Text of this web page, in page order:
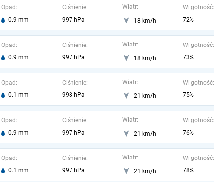
Opad:
0.9 mm
Ciśnienie:
997 hPa
Wiatr:
18 km/h
Wilgotność:
72%
Opad:
0.9 mm
Ciśnienie:
997 hPa
Wiatr:
18 km/h
Wilgotność:
73%
Opad:
0.1 mm
Ciśnienie:
998 hPa
Wiatr:
21 km/h
Wilgotność:
75%
Opad:
0.9 mm
Ciśnienie:
997 hPa
Wiatr:
21 km/h
Wilgotność:
76%
Opad:
0.1 mm
Ciśnienie:
997 hPa
Wiatr:
21 km/h
Wilgotność:
78%